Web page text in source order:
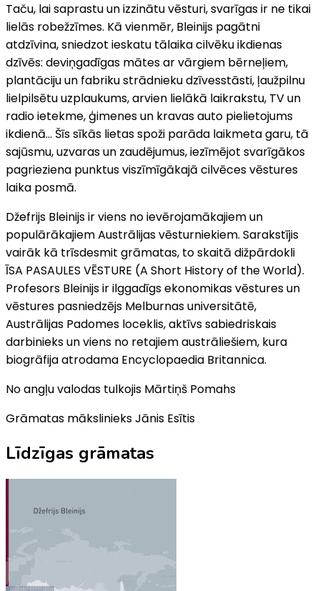
Taču, lai saprastu un izzinātu vēsturi, svarīgas ir ne tikai
lielās robežzīmes. Kā vienmēr, Bleinijs pagātni
atdzīvina, sniedzot ieskatu tālaika cilvēku ikdienas
dzīvēs: deviņgadīgas mātes ar vārgiem bērneļiem,
plantāciju un fabriku strādnieku dzīvesstāsti, ļaužpilnu
lielpilsētu uzplaukums, arvien lielākā laikrakstu, TV un
radio ietekme, ģimenes un kravas auto pielietojums
ikdienā… Šīs sīkās lietas spoži parāda laikmeta garu, tā
sajūsmu, uzvaras un zaudējumus, iezīmējot svarīgākos
pagrieziena punktus viszīmīgākajā cilvēces vēstures
laika posmā.
Džefrijs Bleinijs ir viens no ievērojamākajiem un
populārākajiem Austrālijas vēsturniekiem. Sarakstījis
vairāk kā trīsdesmit grāmatas, to skaitā dižpārdokli
ĪSA PASAULES VĒSTURE (A Short History of the World).
Profesors Bleinijs ir ilggadīgs ekonomikas vēstures un
vēstures pasniedzējs Melburnas universitātē,
Austrālijas Padomes loceklis, aktīvs sabiedriskais
darbinieks un viens no retajiem austrāliešiem, kura
biogrāfija atrodama Encyclopaedia Britannica.
No angļu valodas tulkojis Mārtiņš Pomahs
Grāmatas mākslinieks Jānis Esītis
Līdzīgas grāmatas